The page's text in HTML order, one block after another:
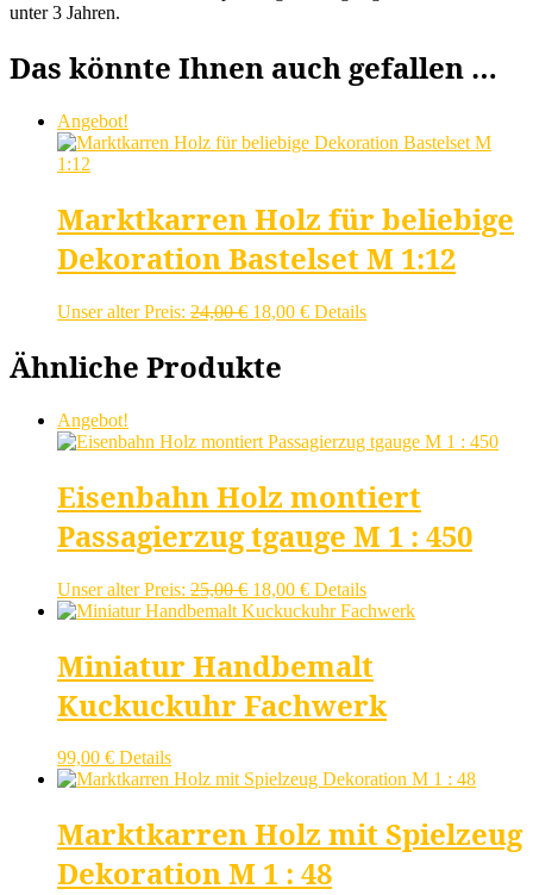
unter 3 Jahren.
Das könnte Ihnen auch gefallen …
Angebot!
Marktkarren Holz für beliebige
Dekoration Bastelset M 1:12
Unser alter Preis: 24,00€ Ursprünglicher
24,00 €
18,00 €Aktueller
Details
Ähnliche Produkte
Angebot!
Eisenbahn Holz montiert
Passagierzug tgauge M 1 : 450
Unser alter Preis: 25,00€ Ursprünglicher
Preis
25,00 €
18,00 €Aktueller
Preis
18,00 €.
Details
Miniatur Handbemalt
Kuckuckuhr Fachwerk
99,00 € Details
Marktkarren Holz mit Spielzeug
Dekoration M 1 : 48